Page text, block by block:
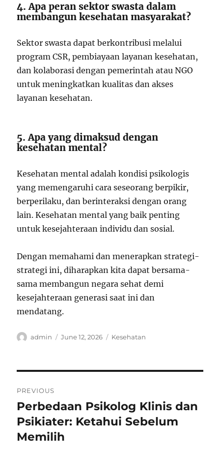
4. Apa peran sektor swasta dalam
membangun kesehatan masyarakat?
Sektor swasta dapat berkontribusi melalui
program CSR, pembiayaan layanan kesehatan,
dan kolaborasi dengan pemerintah atau NGO
untuk meningkatkan kualitas dan akses
layanan kesehatan.
5. Apa yang dimaksud dengan
kesehatan mental?
Kesehatan mental adalah kondisi psikologis
yang memengaruhi cara seseorang berpikir,
berperilaku, dan berinteraksi dengan orang
lain. Kesehatan mental yang baik penting
untuk kesejahteraan individu dan sosial.
Dengan memahami dan menerapkan strategi-
strategi ini, diharapkan kita dapat bersama-
sama membangun negara sehat demi
kesejahteraan generasi saat ini dan
mendatang.
Author
admin
Posted
June 12, 2026 Categories
Kesehatan
navigation
PREVIOUS
Previous
post:
Perbedaan Psikolog Klinis dan
Psikiater: Ketahui Sebelum
Memilih